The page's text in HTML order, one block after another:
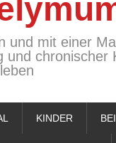
und mit einer
und chronischer
KINDER